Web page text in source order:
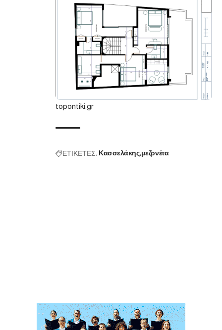
topontiki.gr
ΕΤΙΚΕΤΕΣ: Κασσελάκης μεζονέτα